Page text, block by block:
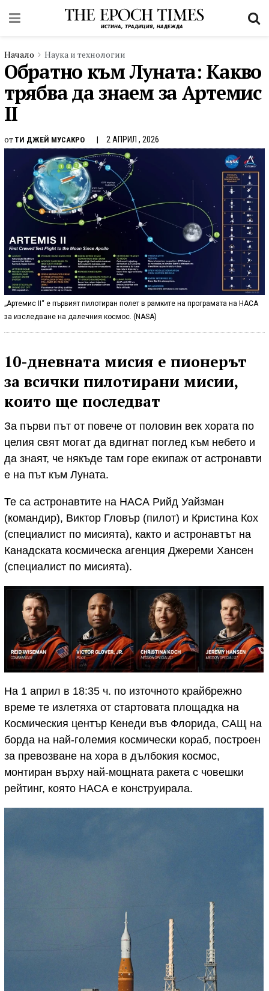
Начало Наука и технологии
Обратно към Луната: Какво
трябва да знаем за Артемис
II
от ТИ ДЖЕЙ МУСАКРО 2 АПРИЛ , 2026
„Артемис II“ e първият пилотиран полет в рамките на програмата на НАСА
за изследване на далечния космос. (NASA)
10-дневната мисия е пионерът
за всички пилотирани мисии,
които ще последват
За първи път от повече от половин век хората по
целия свят могат да вдигнат поглед към небето и
да знаят, че някъде там горе екипаж от астронавти
е на път към Луната.
Те са астронавтите на НАСА Рийд Уайзман
(командир), Виктор Гловър (пилот) и Кристина Кох
(специалист по мисията), както и астронавтът на
Канадската космическа агенция Джереми Хансен
(специалист по мисията).
На 1 април в 18:35 ч. по източното крайбрежно
време те излетяха от стартовата площадка на
Космическия център Кенеди във Флорида, САЩ на
борда на най-големия космически кораб, построен
за превозване на хора в дълбокия космос,
монтиран върху най-мощната ракета с човешки
рейтинг, която НАСА е конструирала.